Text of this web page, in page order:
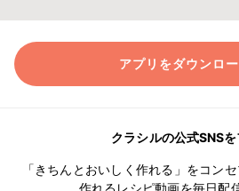
アプリをダウンロ
クラシルの公式SNS
「きちんとおいしく作れる」をコン
作れるレシピ動画を毎日配